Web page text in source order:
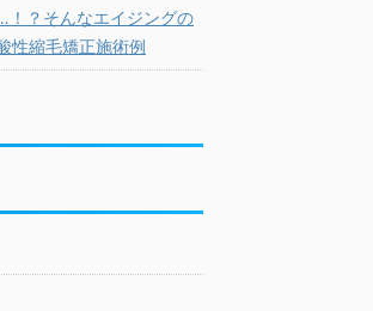
？そんなエイジングの
性縮毛矯正施術例